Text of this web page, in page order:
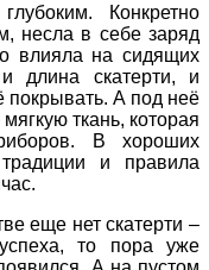
Конкретно
несла в себе заряд
влияла на сидящих
длина скатерти, и
А под неё
ткань, которая
В хороших
и правила
еще нет скатерти –
то пора уже